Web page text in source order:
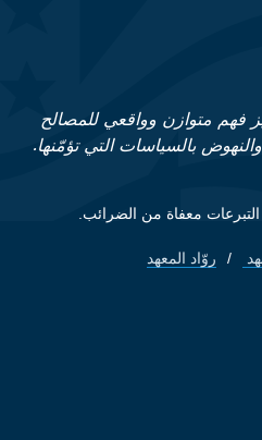
فهم متوازن وواقعي للمصالح
بالسياسات التي تؤمّنها.
روّاد المعهد
TheThe
The Washington Institute
The Washington Institute on